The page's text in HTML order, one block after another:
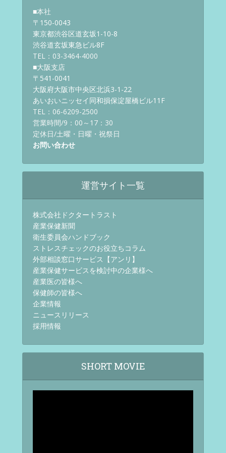
■本社
〒150-0043
東京都渋谷区道玄坂1-10-8
渋谷道玄坂東急ビル8F
TEL：03-3464-4000
■大阪支店
〒541-0041
大阪府大阪市中央区北浜3-1-22
あいおいニッセイ同和損保淀屋橋ビル11F
TEL：06-6209-2500
営業時間/9：00～17：30
定休日/土曜・日曜・祝祭日
お問い合わせ
運営サイト一覧
株式会社ドクタートラスト
産業保健新聞
衛生委員会ハンドブック
ストレスチェックのお役立ちコラム
外部相談窓口サービス【アンリ】
産業保健サービスを検討中の企業様へ
産業医の皆様へ
保健師の皆様へ
企業情報
ニュースリリース
採用情報
SHORT MOVIE